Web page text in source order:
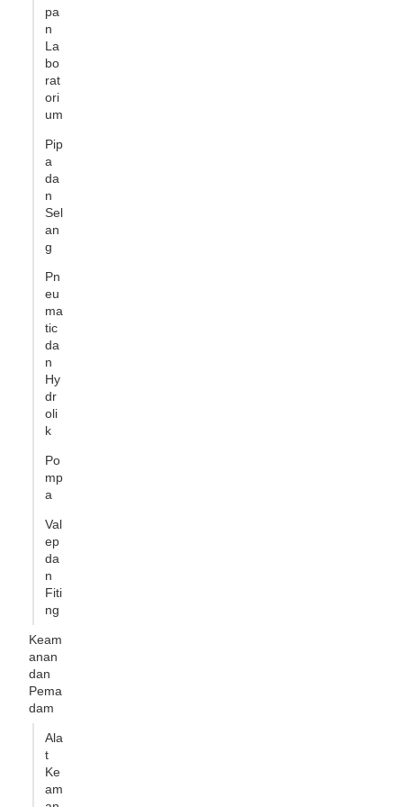
pa
n
La
bo
rat
ori
um
Pip
a
da
n
Sel
an
g
Pn
eu
ma
tic
da
n
Hy
dr
oli
k
Po
mp
a
Val
ep
da
n
Fiti
ng
Keam
anan
dan
Pema
dam
Ala
t
Ke
am